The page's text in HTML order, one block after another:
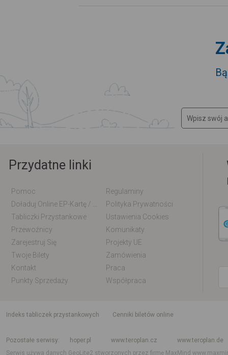
Przydatne linki
Pomoc
Regulaminy
Polityka Prywatności
Tabliczki Przystankowe
Ustawienia Cookies
Przewoźnicy
Komunikaty
Zarejestruj Się
Projekty UE
Twoje Bilety
Zamówienia
Kontakt
Praca
Punkty Sprzedaży
Współpraca
indeks tabliczek przystankowych
Cenniki biletów online
Pozostałe serwisy
hoper.pl www.teroplan.cz
www.teroplan.de
Serwis używa danych GeoLite2 stworzonych przez firmę MaxMind